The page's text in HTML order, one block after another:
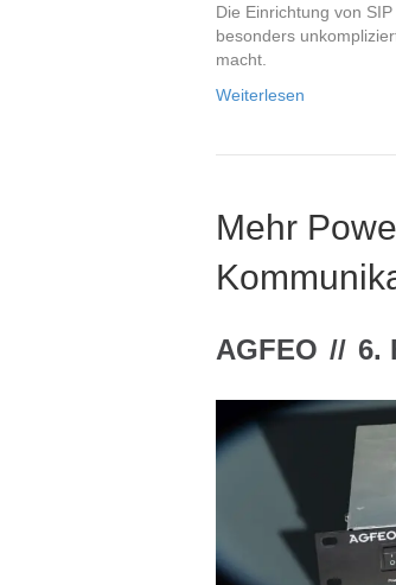
Die Einrichtung von
besonders
macht.
Weiterlesen
Mehr
AGFEO // 6.